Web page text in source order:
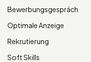
Bewerbungsgespräch
Optimale Anzeige
Rekrutierung
Soft Skills